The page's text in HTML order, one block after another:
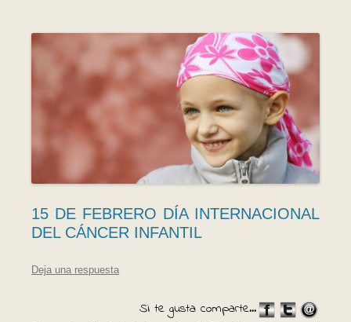
15 DE FEBRERO DÍA INTERNACIONAL
DEL CÁNCER INFANTIL
Deja una respuesta
Si te gusta comparte...